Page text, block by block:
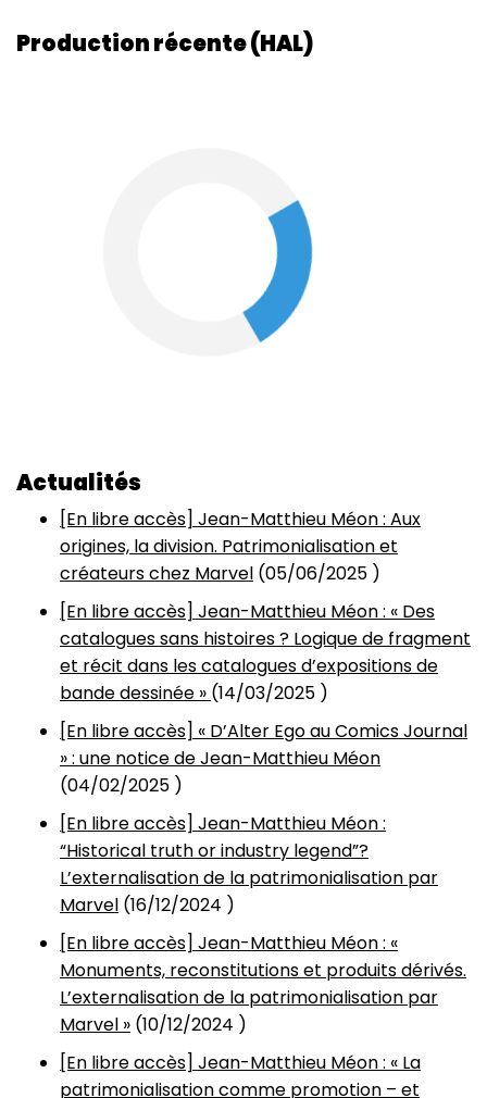
Production récente (HAL)
Actualités
[En libre accès] Jean-Matthieu Méon : Aux
origines, la division. Patrimonialisation et
créateurs chez Marvel (05/06/2025 )
[En libre accès] Jean-Matthieu Méon : « Des
catalogues sans histoires ? Logique de fragment
et récit dans les catalogues d’expositions de
bande dessinée » (14/03/2025 )
[En libre accès] « D’Alter Ego au Comics Journal
» : une notice de Jean-Matthieu Méon
(04/02/2025 )
[En libre accès] Jean-Matthieu Méon :
“Historical truth or industry legend”?
L’externalisation de la patrimonialisation par
Marvel (16/12/2024 )
[En libre accès] Jean-Matthieu Méon : «
Monuments, reconstitutions et produits dérivés.
L’externalisation de la patrimonialisation par
Marvel » (10/12/2024 )
[En libre accès] Jean-Matthieu Méon : « La
patrimonialisation comme promotion – et